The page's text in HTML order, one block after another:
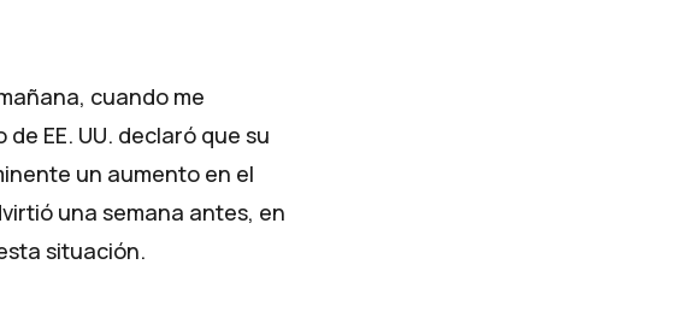
cuando me
EE. UU. declaró que su
un aumento en el
una semana antes, en
situación.